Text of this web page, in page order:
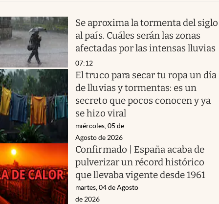
Se aproxima la tormenta del siglo
al país. Cuáles serán las zonas
afectadas por las intensas lluvias
07:12
El truco para secar tu ropa un día
de lluvias y tormentas: es un
secreto que pocos conocen y ya
se hizo viral
miércoles, 05 de
Agosto de 2026
Confirmado | España acaba de
pulverizar un récord histórico
que llevaba vigente desde 1961
martes, 04 de Agosto
de 2026